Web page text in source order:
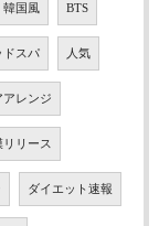
韓国風 BTS
ドスパ 人気
アレンジ
リリース
ダイエット速報